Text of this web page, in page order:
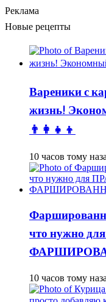
Реклама
Новые рецепты
Вареники с
жизнь!
👨👩👧👦
10 часов тому
что нужно
10 часов тому